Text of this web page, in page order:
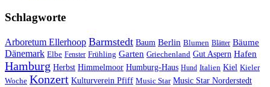
Schlagworte
Arboretum Ellerhoop Barmstedt Baum Berlin Blumen Blätter Bäume
Dänemark Elbe Fenster Frühling Garten Griechenland Gut Aspern Hafen
Hamburg Herbst Himmelmoor Humburg-Haus Hund Italien Kiel Kieler
Woche Konzert Kulturverein Pfiff Music Star Music Star Norderstedt